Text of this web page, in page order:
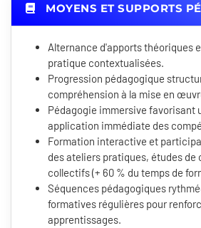
MOYENS ET SUPPORTS
Alternance d'apports théoriques
pratique contextualisées.
Progression pédagogique
compréhension à la mise en
Pédagogie immersive favorisant
application immédiate des
Formation interactive et
des ateliers pratiques, études de
collectifs (+ 60 % du temps de
Séquences pédagogiques
formatives régulières pour
apprentissages.